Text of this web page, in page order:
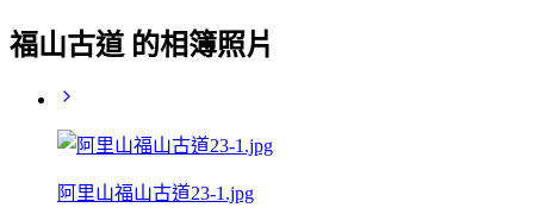
福山古道 的相簿照片
阿里山福山古道23-1.jpg